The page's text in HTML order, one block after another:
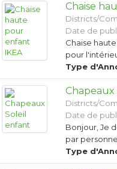
Chaise
Districts/
Date de
Chaise
pour
Type
Districts/
Date de
Bonjour, Je
par
Type